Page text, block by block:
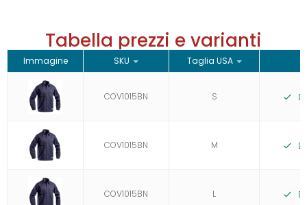
Tabella prezzi e varianti
Immagine SKU Taglia USA
COV1015BN S
COV1015BN M
COV1015BN L